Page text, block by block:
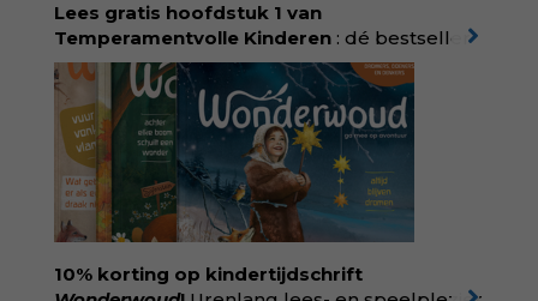
Lees gratis hoofdstuk 1 van
Temperamentvolle Kinderen : dé bestseller
van pedagoog Eva Bronsveld. In het boek
Temperamentvolle kinderen vind je 25 jaar
aan kennis en ervaring. Met ruim 50.000
verkochte exemplaren met recht een
bestseller, waarmee Eva veel gezinnen heeft
kunnen helpen. Ze schrijft met een
liefdevolle kijk op kinderen en veel begrip
voor ouders. Download het hoofdstuk gratis
via:evabronsveld.plugandpay.nl/r?
id=ZcYxEBJH
10% korting op kindertijdschrift